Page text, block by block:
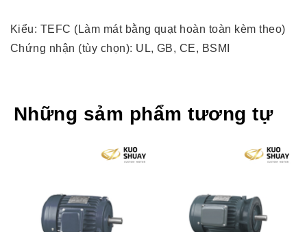
Kiểu: TEFC (Làm mát bằng quạt hoàn toàn kèm theo)
Chứng nhận (tùy chọn): UL, GB, CE, BSMI
Những sảm phẩm tương tự